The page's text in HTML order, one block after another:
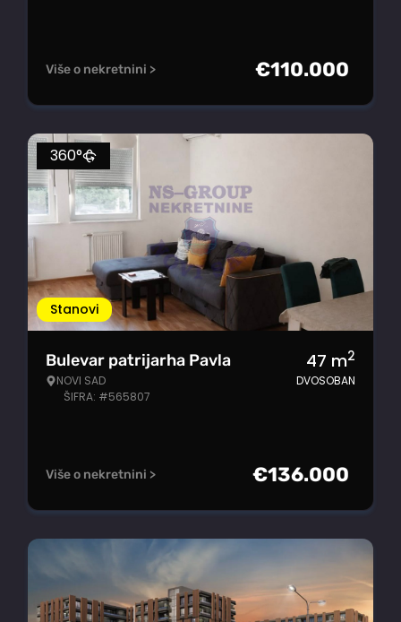
Više o nekretnini > €110.000
Stanovi
360°
Bulevar patrijarha Pavla
NOVI SAD
ŠIFRA: #565807
47 m2
DVOSOBAN
Više o nekretnini > €136.000